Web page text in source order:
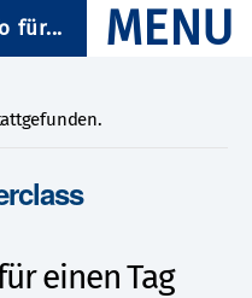
für...
einen Tag